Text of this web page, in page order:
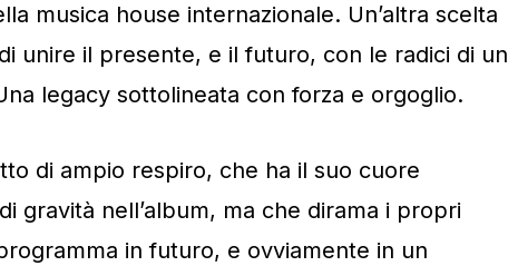
musica house internazionale. Un’altra scelta
unire il presente, e il futuro, con le radici di un
legacy sottolineata con forza e orgoglio.
di ampio respiro, che ha il suo cuore
gravità nell’album, ma che dirama i propri
in futuro, e ovviamente in un